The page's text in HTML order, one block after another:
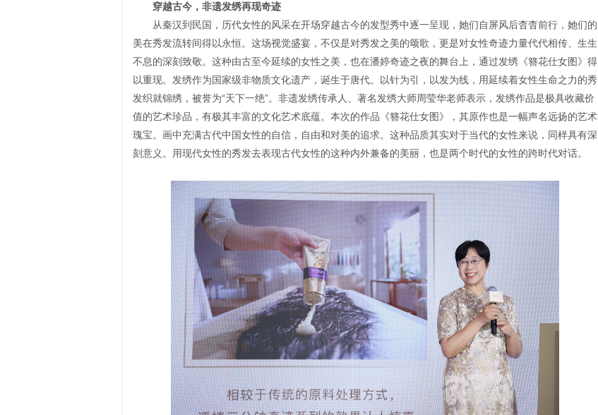
穿越古今，非遗发绣再现奇迹
从秦汉到民国，历代女性的风采在开场穿越古今的发型秀中逐一呈现，她们自屏风后杳杳前行，她们的
美在秀发流转间得以永恒。这场视觉盛宴，不仅是对秀发之美的颂歌，更是对女性奇迹力量代代相传、生生
不息的深刻致敬。这种由古至今延续的女性之美，也在潘婷奇迹之夜的舞台上，通过发绣《簪花仕女图》得
以重现。发绣作为国家级非物质文化遗产，诞生于唐代。以针为引，以发为线，用延续着女性生命之力的秀
发织就锦绣，被誉为“天下一绝”。非遗发绣传承人、著名发绣大师周莹华老师表示，发绣作品是极具收藏价
值的艺术珍品，有极其丰富的文化艺术底蕴。本次的作品《簪花仕女图》，其原作也是一幅声名远扬的艺术
瑰宝。画中充满古代中国女性的自信，自由和对美的追求。这种品质其实对于当代的女性来说，同样具有深
刻意义。用现代女性的秀发去表现古代女性的这种内外兼备的美丽，也是两个时代的女性的跨时代对话。